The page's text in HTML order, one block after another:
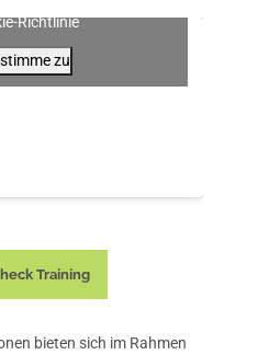
Richtlinie
zu
Training
bieten sich im Rahmen